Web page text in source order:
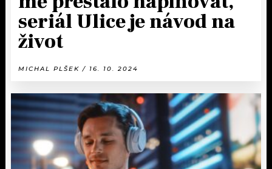
OSTATNÍ
seriál Ulice je návod na
život
MICHAL PLŠEK / 16. 10. 2024